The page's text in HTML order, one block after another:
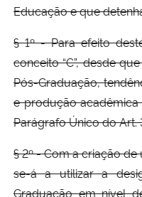
Educação e que
§ 1º - Para efeito
conceito “C”, desde
Pós-Graduação,
e produção
Parágrafo Único do Art.
§ 2º - Com a criação
se-á a utilizar a
Graduação em nível